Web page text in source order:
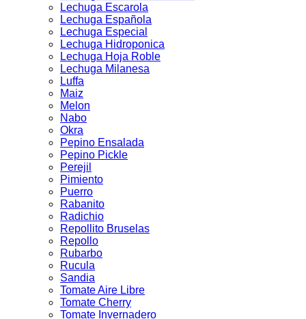
Lechuga Escarola
Lechuga Española
Lechuga Especial
Lechuga Hidroponica
Lechuga Hoja Roble
Lechuga Milanesa
Luffa
Maiz
Melon
Nabo
Okra
Pepino Ensalada
Pepino Pickle
Perejil
Pimiento
Puerro
Rabanito
Radichio
Repollito Bruselas
Repollo
Rubarbo
Rucula
Sandia
Tomate Aire Libre
Tomate Cherry
Tomate Invernadero